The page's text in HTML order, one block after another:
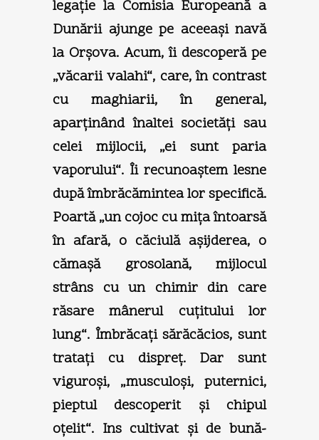
legaţie la Comisia Europeană a
Dunării ajunge pe aceeaşi navă
la Orşova. Acum, îi descoperă pe
„văcarii valahi“, care, în contrast
cu maghiarii, în general,
aparţinând înaltei societăţi sau
celei mijlocii, „ei sunt paria
vaporului“. Îi recunoaştem lesne
după îmbrăcămintea lor specifică.
Poartă „un cojoc cu miţa întoarsă
în afară, o căciulă aşijderea, o
cămaşă grosolană, mijlocul
strâns cu un chimir din care
răsare mânerul cuţitului lor
lung“. Îmbrăcaţi sărăcăcios, sunt
trataţi cu dispreţ. Dar sunt
viguroşi, „musculoşi, puternici,
pieptul descoperit şi chipul
oţelit“. Ins cultivat şi de bună-